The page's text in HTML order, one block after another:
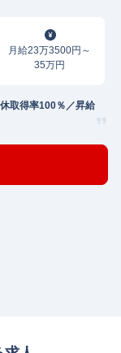
月給23万3500円～
35万円
取得率100％／昇給